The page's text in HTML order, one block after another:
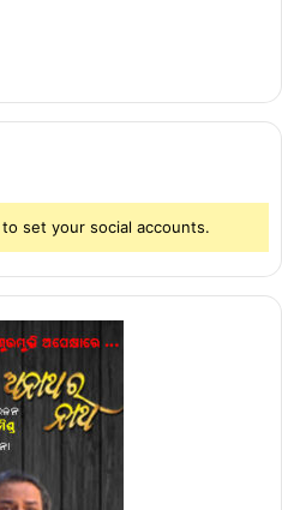
set your social accounts.